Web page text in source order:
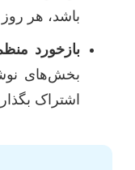
باشد، هر روز
بازخورد
بخش‌های
اشتراک